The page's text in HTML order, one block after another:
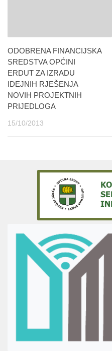
ODOBRENA FINANCIJSKA
SREDSTVA OPĆINI
ERDUT ZA IZRADU
IDEJNIH RJEŠENJA
NOVIH PROJEKTNIH
PRIJEDLOGA
15/10/2013